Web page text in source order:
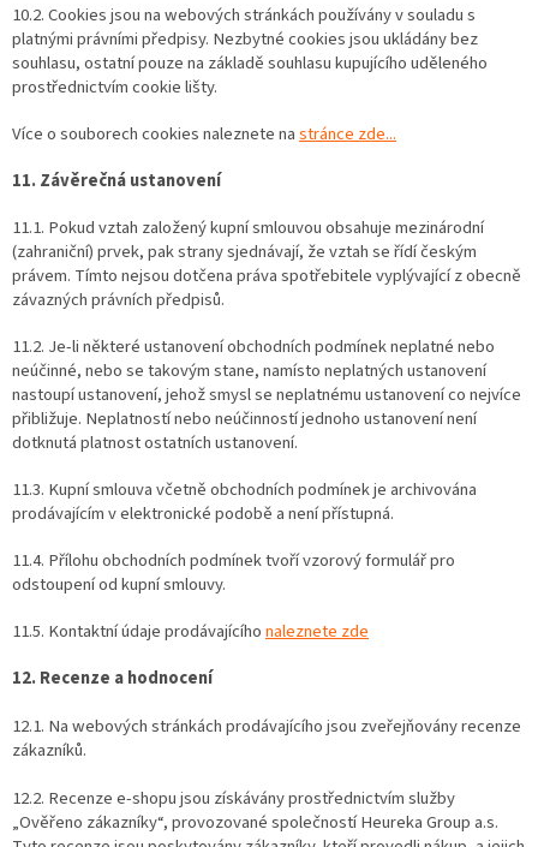
10.2. Cookies jsou na webových stránkách používány v souladu s
platnými právními předpisy. Nezbytné cookies jsou ukládány bez
souhlasu, ostatní pouze na základě souhlasu kupujícího uděleného
prostřednictvím cookie lišty.
Více o souborech cookies naleznete nastránce zde...
11. Závěrečná ustanovení
11.1. Pokud vztah založený kupní smlouvou obsahuje mezinárodní
(zahraniční) prvek, pak strany sjednávají, že vztah se řídí českým
právem. Tímto nejsou dotčena práva spotřebitele vyplývající z obecně
závazných právních předpisů.
11.2. Je-li některé ustanovení obchodních podmínek neplatné nebo
neúčinné, nebo se takovým stane, namísto neplatných ustanovení
nastoupí ustanovení, jehož smysl se neplatnému ustanovení co nejvíce
přibližuje. Neplatností nebo neúčinností jednoho ustanovení není
dotknutá platnost ostatních ustanovení.
11.3. Kupní smlouva včetně obchodních podmínek je archivována
prodávajícím v elektronické podobě a není přístupná.
11.4. Přílohu obchodních podmínek tvoří vzorový formulář pro
odstoupení od kupní smlouvy.
11.5. Kontaktní údaje prodávajícíhonaleznete zde
12. Recenze a hodnocení
12.1. Na webových stránkách prodávajícího jsou zveřejňovány recenze
zákazníků.
12.2. Recenze e-shopu jsou získávány prostřednictvím služby
„Ověřeno zákazníky“, provozované společností Heureka Group a.s.